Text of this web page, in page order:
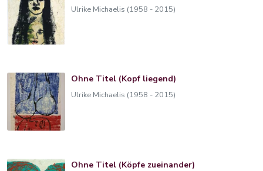
Ulrike Michaelis (1958 - 2015)
Ohne Titel (Kopf liegend)
Ulrike Michaelis (1958 - 2015)
Ohne Titel (Köpfe zueinander)